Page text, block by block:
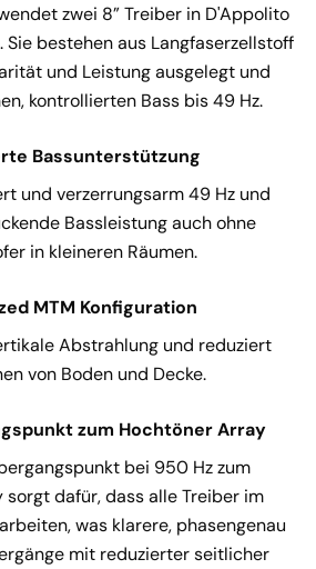
zwei 8” Treiber in D'Appolito
Sie bestehen aus Langfaserzellstoff
und Leistung ausgelegt und
kontrollierten Bass bis 49 Hz.
Bassunterstützung
und verzerrungsarm 49 Hz und
Bassleistung auch ohne
in kleineren Räumen.
MTM Konfiguration
Abstrahlung und reduziert
von Boden und Decke.
zum Hochtöner Array
bei 950 Hz zum
sorgt dafür, dass alle Treiber im
was klarere, phasengenau
mit reduzierter seitlicher